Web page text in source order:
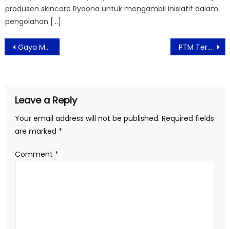
produsen skincare Ryoona untuk mengambil inisiatif dalam
pengolahan […]
Post
navigation
Gaya Menu Kekinian, Banban Tea Dan Mochi Waffle PTM Terbatas Harus Berizin dari Orang Tua
Leave a Reply
Your email address will not be published. Required fields
are marked *
Comment *